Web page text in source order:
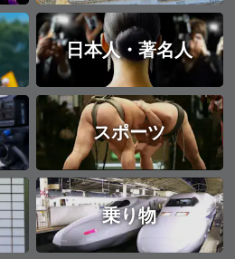
日本人・著名人
スポーツ
乗り物